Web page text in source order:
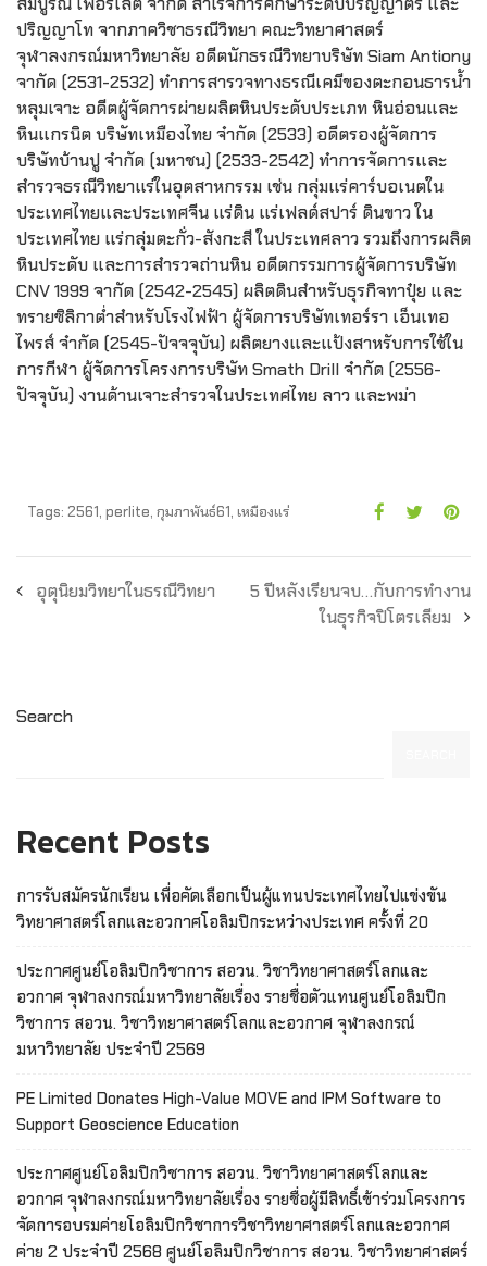
ปริญญาโท จากภาควิชาธรณีวิทยา คณะวิทยาศาสตร์
จุฬาลงกรณ์มหาวิทยาลัย อดีตนักธรณีวิทยาบริษัท Siam Antiony
จากัด (2531-2532) ทำการสารวจทางธรณีเคมีของตะกอนธารน้ำ
หลุมเจาะ อดีตผู้จัดการผ่ายผลิตหินประดับประเภท หินอ่อนและ
หินแกรนิต บริษัทเหมืองไทย จำกัด (2533) อดีตรองผู้จัดการ
บริษัทบ้านปู จำกัด (มหาชน) (2533-2542) ทำการจัดการและ
สำรวจธรณีวิทยาแร่ในอุตสาหกรรม เช่น กลุ่มแร่คาร์บอเนตใน
ประเทศไทยและประเทศจีน แร่ดิน แร่เฟลด์สปาร์ ดินขาว ใน
ประเทศไทย แร่กลุ่มตะกั่ว-สังกะสี ในประเทศลาว รวมถึงการผลิต
หินประดับ และการสำรวจถ่านหิน อดีตกรรมการผู้จัดการบริษัท
CNV 1999 จากัด (2542-2545) ผลิตดินสำหรับธุรกิจทาปุ๋ย และ
ทรายซิลิกาต่ำสำหรับโรงไฟฟ้า ผู้จัดการบริษัทเทอร์รา เอ็นเทอ
ไพรส์ จำกัด (2545-ปัจจจุบัน) ผลิตยางและแป้งสาหรับการใช้ใน
การกีฬา ผู้จัดการโครงการบริษัท Smath Drill จำกัด (2556-
ปัจจุบัน) งานด้านเจาะสำรวจในประเทศไทย ลาว และพม่า
Tags: 2561, perlite, กุมภาพันธ์61, เหมืองแร่
อุตุนิยมวิทยาในธรณีวิทยา
5 ปีหลังเรียนจบ…กับการทำงาน
ในธุรกิจปิโตรเลียม
Search
Recent Posts
การรับสมัครนักเรียน เพื่อคัดเลือกเป็นผู้แทนประเทศไทยไปแข่งขัน
วิทยาศาสตร์โลกและอวกาศโอลิมปิกระหว่างประเทศ ครั้งที่ 20
ประกาศศูนย์โอลิมปิกวิชาการ สอวน. วิชาวิทยาศาสตร์โลกและ
อวกาศ จุฬาลงกรณ์มหาวิทยาลัยเรื่อง รายชื่อตัวแทนศูนย์โอลิมปิก
วิชาการ สอวน. วิชาวิทยาศาสตร์โลกและอวกาศ จุฬาลงกรณ์
มหาวิทยาลัย ประจำปี 2569
PE Limited Donates High-Value MOVE and IPM Software to
Support Geoscience Education
ประกาศศูนย์โอลิมปิกวิชาการ สอวน. วิชาวิทยาศาสตร์โลกและ
อวกาศ จุฬาลงกรณ์มหาวิทยาลัยเรื่อง รายชื่อผู้มีสิทธิ์เข้าร่วมโครงการ
จัดการอบรมค่ายโอลิมปิกวิชาการวิชาวิทยาศาสตร์โลกและอวกาศ
ค่าย 2 ประจำปี 2568 ศูนย์โอลิมปิกวิชาการ สอวน. วิชาวิทยาศาสตร์